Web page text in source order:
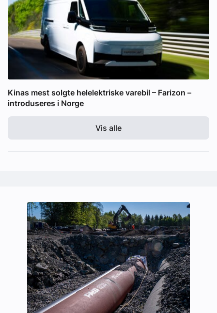
Kinas mest solgte helelektriske varebil – Farizon –
introduseres i Norge
Vis alle